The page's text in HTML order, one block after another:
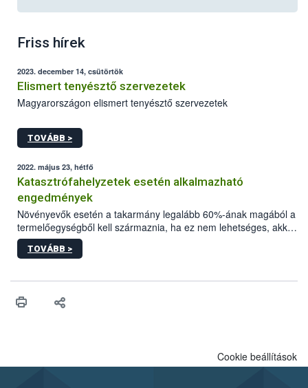
Friss hírek
2023. december 14, csütörtök
Elismert tenyésztő szervezetek
Magyarországon elismert tenyésztő szervezetek
TOVÁBB >
2022. május 23, hétfő
Katasztrófahelyzetek esetén alkalmazható
engedmények
Növényevők esetén a takarmány legalább 60%-ának magából a
termelőegységből kell származnia, ha ez nem lehetséges, akkor
más ökológiai gazdaságokkal együttműködésben kell előállítani.
Az emlősök táplálása során előtérbe kell helyezni az anyatejes
TOVÁBB >
Cookie beállítások